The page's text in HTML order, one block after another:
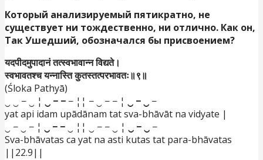
Который анализируемый пятикратно, не
существует ни тождественно, ни отлично. Как он,
Так Ушедший, обозначался бы присвоением?
यदपीदमुपादानं तत्स्वभावान्न विद्यते।
स्वभावतश्च यन्नास्ति कुतस्तत्परभावतः॥९॥
(Śloka Pathyā)
‿ ‿ − ‿ ¦ ‿ − − − ¦¦ − ‿ − − ¦ ‿ − ‿ −
yat api idam upādānam tat sva-bhāvāt na vidyate |
‿ − ‿ − ¦ ‿ − − ‿ ¦¦ ‿ − − ‿ ¦ ‿ − ‿ −
Sva-bhāvatas ca yat na asti kutas tat para-bhāvatas
||22.9||